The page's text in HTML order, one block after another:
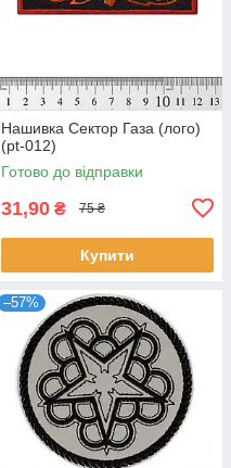
Нашивка Сектор Газа (лого)
(pt-012)
Готово до відправки
31,90 ₴ 75 ₴
Купити
–57%